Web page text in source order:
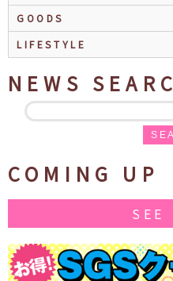
GOODS
LIFESTYLE
NEWS
COMING UP
SEE